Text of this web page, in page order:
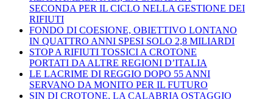
SECONDA PER IL CICLO NELLA GESTIONE DEI
RIFIUTI
FONDO DI COESIONE, OBIETTIVO LONTANO
IN QUATTRO ANNI SPESI SOLO 2,8 MILIARDI
STOP A RIFIUTI TOSSICI A CROTONE
PORTATI DA ALTRE REGIONI D’ITALIA
LE LACRIME DI REGGIO DOPO 55 ANNI
SERVANO DA MONITO PER IL FUTURO
SIN DI CROTONE, LA CALABRIA OSTAGGIO